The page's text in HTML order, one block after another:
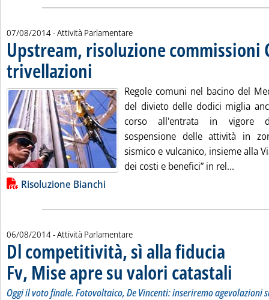
07/08/2014- Attività Parlamentare
Upstream, risoluzione commissioni
trivellazioni
Regole comuni nel bacino del
del divieto delle dodici miglia
corso all'entrata in vigore
sospensione delle attività in
sismico e vulcanico, insieme alla
dei costi e benefici” in rel...
Lista allegati PDF alla notizia
Risoluzione Bianchi
06/08/2014- Attività Parlamentare
Dl competitività, sì alla fiducia
Fv, Mise apre su valori catastali
Oggi il voto finale. Fotovoltaico, De Vincenti: inseriremo agevolazioni